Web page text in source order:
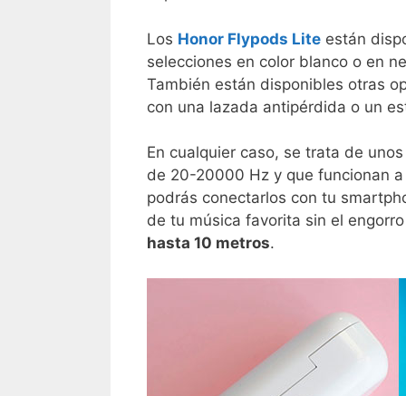
Los Honor Flypods Lite están
selecciones en color blanco o en
También están disponibles otras
con una lazada antipérdida o un
En cualquier caso, se trata de
de 20-20000 Hz y que funcionan
podrás conectarlos con tu
de tu música favorita sin el
hasta 10 metros.